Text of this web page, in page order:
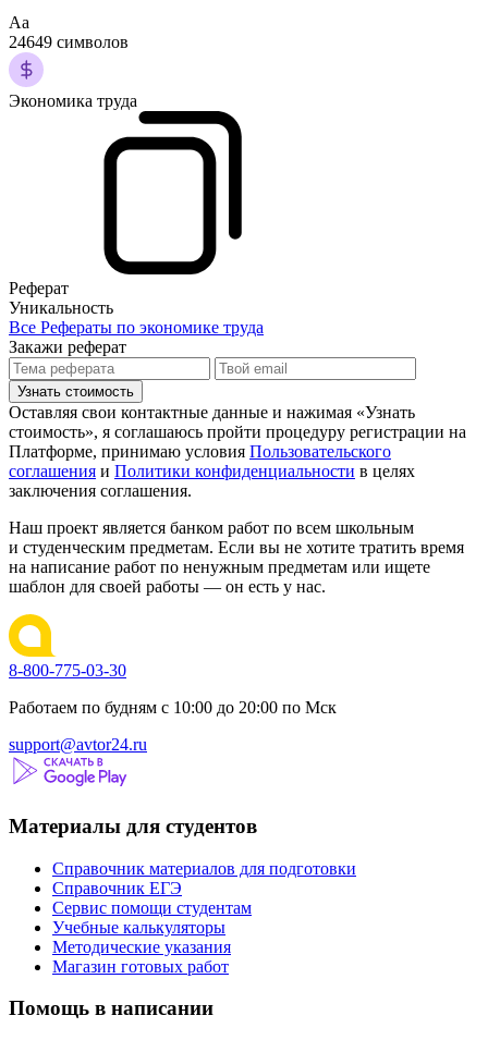
Аа
24649 символов
Экономика труда
Реферат
Уникальность
Все Рефераты по экономике труда
Закажи реферат
Узнать стоимость
Оставляя свои контактные данные и нажимая «Узнать
стоимость», я соглашаюсь пройти процедуру регистрации на
Платформе, принимаю условия Пользовательского
соглашения и Политики конфиденциальности в целях
заключения соглашения.
Наш проект является банком работ по всем школьным
и студенческим предметам. Если вы не хотите тратить время
на написание работ по ненужным предметам или ищете
шаблон для своей работы — он есть у нас.
8-800-775-03-30
Работаем по будням с 10:00 до 20:00 по Мск
support@avtor24.ru
Материалы для студентов
Справочник материалов для подготовки
Справочник ЕГЭ
Сервис помощи студентам
Учебные калькуляторы
Методические указания
Магазин готовых работ
Помощь в написании